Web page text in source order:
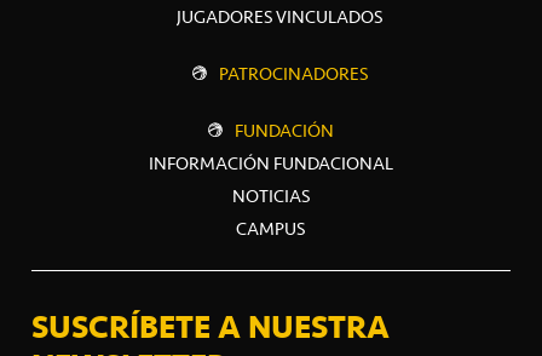
JUGADORES VINCULADOS
PATROCINADORES
FUNDACIÓN
INFORMACIÓN FUNDACIONAL
NOTICIAS
CAMPUS
SUSCRÍBETE A NUESTRA